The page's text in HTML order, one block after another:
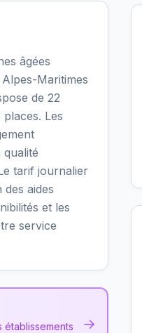
âgées
Maritimes
de 22
Les
tarif journalier
aides
et les
service
établissements
→